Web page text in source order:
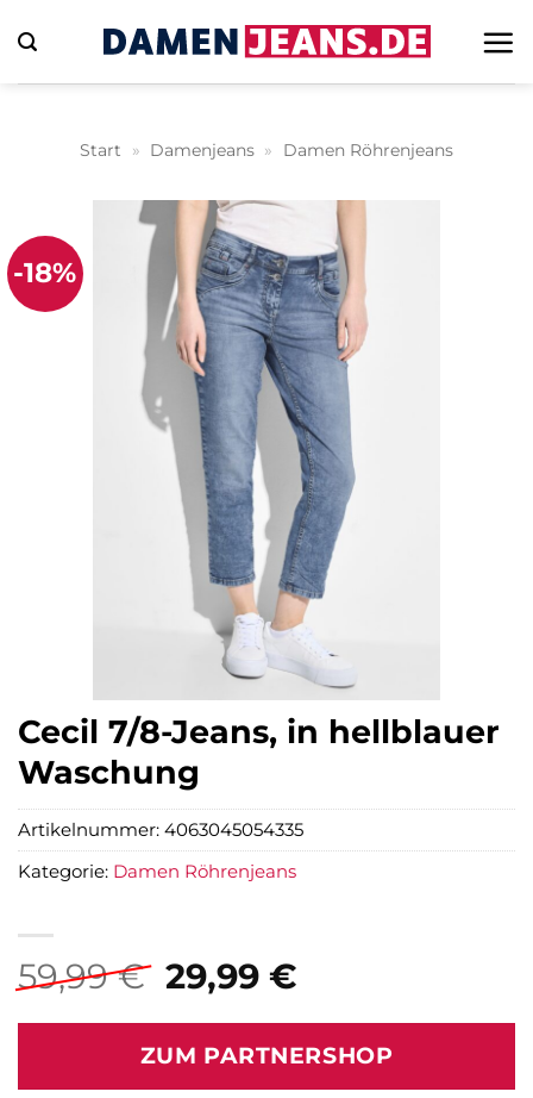
Inhalt
springen
Start » Damenjeans » Damen Röhrenjeans
-18%
Cecil 7/8-Jeans, in hellblauer
Waschung
59,99€ Ursprünglicher
Preis
war:
59,99 €
29,99 €Aktueller
ist:
29,99 €.
ZUM PARTNERSHOP
Artikelnummer: 4063045054335
Kategorie: Damen Röhrenjeans